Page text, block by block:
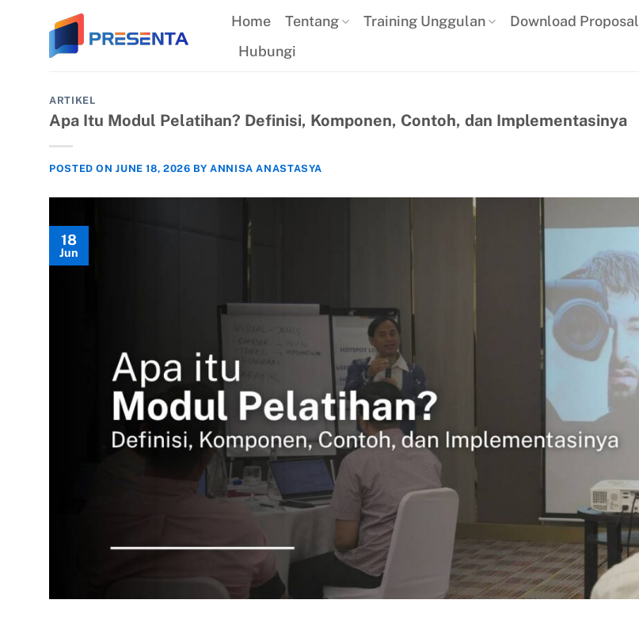
content
Home Tentang Training Unggulan Download Proposal
Hubungi
ARTIKEL
Apa Itu Modul Pelatihan? Definisi, Komponen, Contoh, dan Implementasinya
POSTED ONJUNE 18, 2026 BYANNISA ANASTASYA
18
Jun